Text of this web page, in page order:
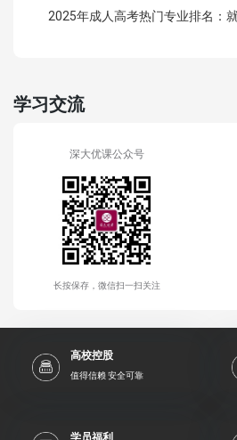
2025年成人高考热门专业排名：
学习交流
深大优课公众号
长按保存，微信扫一扫关注
高校控股
值得信赖 安全可靠